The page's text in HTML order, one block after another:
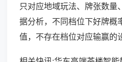
只对应地域玩法、牌张数量
据分析，不同档位下好牌概
值，不存在档位对应输赢的